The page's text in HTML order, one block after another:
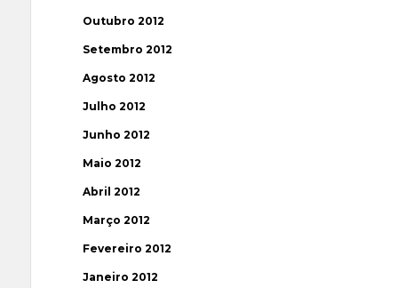
Outubro 2012
Setembro 2012
Agosto 2012
Julho 2012
Junho 2012
Maio 2012
Abril 2012
Março 2012
Fevereiro 2012
Janeiro 2012